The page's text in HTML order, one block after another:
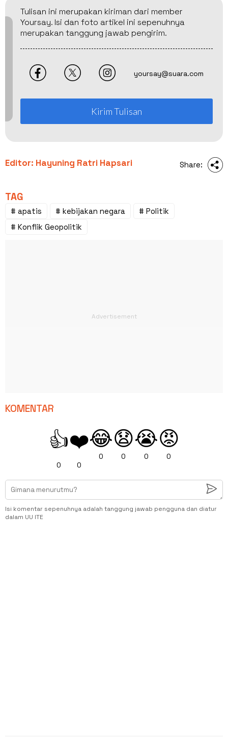
Tulisan ini merupakan kiriman dari member
Yoursay. Isi dan foto artikel ini sepenuhnya
merupakan tanggung jawab pengirim.
yoursay@suara.com
Kirim Tulisan
Editor: Hayuning Ratri Hapsari Share:
TAG
# apatis # kebijakan negara
# Politik
# Konflik Geopolitik
KOMENTAR
👍
0
❤️
0
😂
0
😧
0
😭
0
😡
0
Isi komentar sepenuhnya adalah tanggung jawab pengguna dan diatur
dalam UU ITE